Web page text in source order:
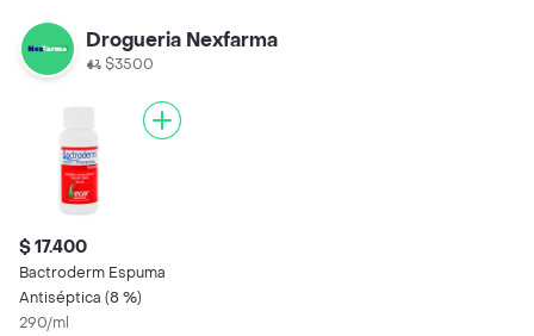
Drogueria Nexfarma
$3500
$ 17.400
Bactroderm Espuma
Antiséptica (8 %)
290/ml